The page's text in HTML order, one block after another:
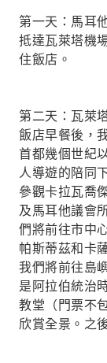
第一天：馬耳
抵達瓦萊塔機
住飯店。
第二天：瓦萊
飯店早餐後，
首都幾個世紀
人導遊的陪同
參觀卡拉瓦喬
及馬耳他議會
們將前往市中
帕斯蒂茲和卡
我們將前往島
是阿拉伯統治
教堂（門票不
欣賞全景。之